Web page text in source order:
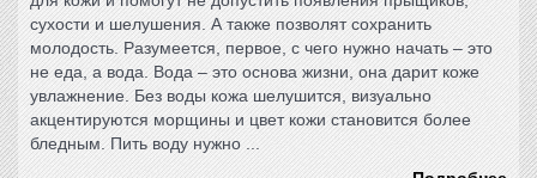
сухости и шелушения. А также позволят сохранить
молодость. Разумеется, первое, с чего нужно начать – это
не еда, а вода. Вода – это основа жизни, она дарит коже
увлажнение. Без воды кожа шелушится, визуально
акцентируются морщины и цвет кожи становится более
бледным. Пить воду нужно ...